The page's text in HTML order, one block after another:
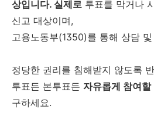
상입니다. 실제로 투표를 막거나
신고 대상이며,
고용노동부(1350)를 통해 상담
정당한 권리를 침해받지 않도록
투표든 본투표든 자유롭게 참여할
구하세요.